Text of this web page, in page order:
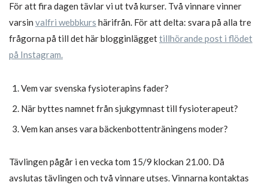
För att fira dagen tävlar vi ut två kurser. Två vinnare vinner
varsin valfri webbkurs härifrån. För att delta: svara på alla tre
frågorna på till det här blogginläggettillhörande post i flödet
på Instagram.
Vem var svenska fysioterapins fader?
När byttes namnet från sjukgymnast till fysioterapeut?
Vem kan anses vara bäckenbottenträningens moder?
Tävlingen pågår i en vecka tom 15/9 klockan 21.00. Då
avslutas tävlingen och två vinnare utses. Vinnarna kontaktas